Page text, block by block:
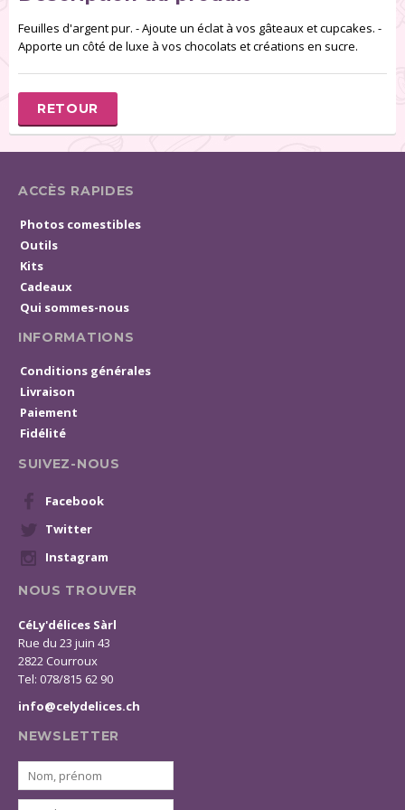
Feuilles d'argent pur. - Ajoute un éclat à vos gâteaux et cupcakes. -
Apporte un côté de luxe à vos chocolats et créations en sucre.
RETOUR
ACCÈS RAPIDES
Photos comestibles
Outils
Kits
Cadeaux
Qui sommes-nous
INFORMATIONS
Conditions générales
Livraison
Paiement
Fidélité
SUIVEZ-NOUS
Facebook
Twitter
Instagram
NOUS TROUVER
CéLy'délices Sàrl
Rue du 23 juin 43
2822 Courroux
Tel: 078/815 62 90
info@celydelices.ch
NEWSLETTER